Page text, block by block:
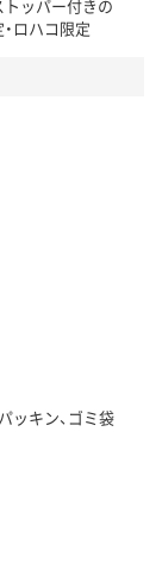
トッパー付きの
ロハコ限定
ッキン、ゴミ袋